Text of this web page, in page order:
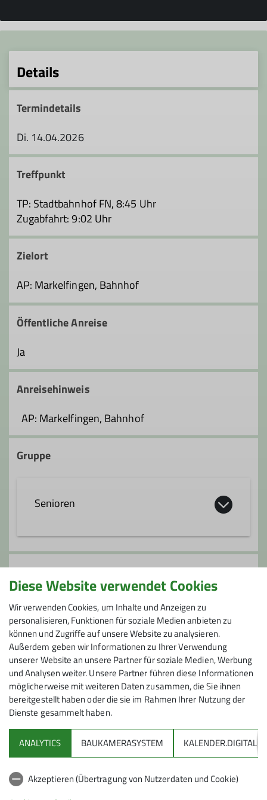
Details
Termindetails
Di. 14.04.2026
Treffpunkt
TP: Stadtbahnhof FN, 8:45 Uhr
Zugabfahrt: 9:02 Uhr
Zielort
AP: Markelfingen, Bahnhof
Öffentliche Anreise
Ja
Anreisehinweis
AP: Markelfingen, Bahnhof
Gruppe
Senioren
Die Seniorengruppe bietet allen fit
gebliebenen Seniorinnen und Senioren
ein reichhaltiges Programm über das
ganze Jahr mit unterschiedlichen
Anforderungen:
- Wanderungen - Leichte Bergtouren -
Mittelschwere Bergtouren für Geübte -
Winterwanderungen
Auch Nichtsenioren*innen und Gäste sind
bei unseren Touren immer willkommen.
Dies gilt zurzeit aber nur für DAV
Mitglieder
Kontakt aufnehmen
Anmeldung
bei I. Schäfler
Preis
Gruppentarif für Zugfahrt BaWü-Ticket
DAV Infos zu Bergsport allgemein
Diese Website verwendet Cookies
Wir verwenden Cookies, um Inhalte und Anzeigen zu
personalisieren, Funktionen für soziale Medien anbieten zu
können und Zugriffe auf unsere Website zu analysieren.
Außerdem geben wir Informationen zu Ihrer Verwendung
unserer Website an unsere Partner für soziale Medien, Werbung
und Analysen weiter. Unsere Partner führen diese Informationen
möglicherweise mit weiteren Daten zusammen, die Sie ihnen
bereitgestellt haben oder die sie im Rahmen Ihrer Nutzung der
Dienste gesammelt haben.
ANALYTICS BAUKAMERASYSTEM KALENDER.DIGITAL
Akzeptieren (Übertragung von Nutzerdaten und Cookie)